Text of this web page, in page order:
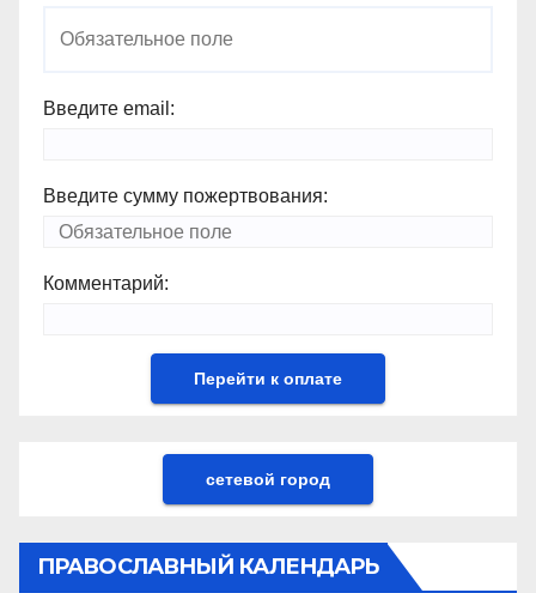
Введите email:
Введите сумму пожертвования:
Комментарий:
сетевой город
ПРАВОСЛАВНЫЙ КАЛЕНДАРЬ